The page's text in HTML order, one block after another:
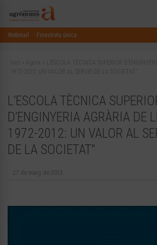
Webmail Finestreta única
Inici Àgora
L’ESCOLA TÈCNICA SUPERIOR
1972-2012: UN VALOR AL SERVEI DE LA SOCIETAT”
L’ESCOLA TÈCNICA
D’ENGINYERIA AGRÀRIA DE
1972-2012: UN VALOR AL
DE LA SOCIETAT”
27 de maig de 2013